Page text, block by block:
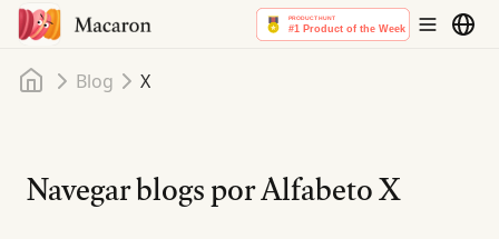
InícioBlog X
Navegar blogs por AlfabetoX